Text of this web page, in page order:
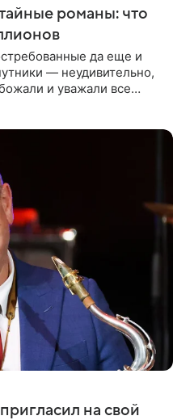
романы: что
да еще и
— неудивительно,
и уважали все
на свой